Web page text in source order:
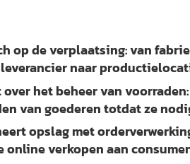
op de verplaatsing: van
naar
het beheer van
van goederen totdat ze
opslag met
verkopen aan